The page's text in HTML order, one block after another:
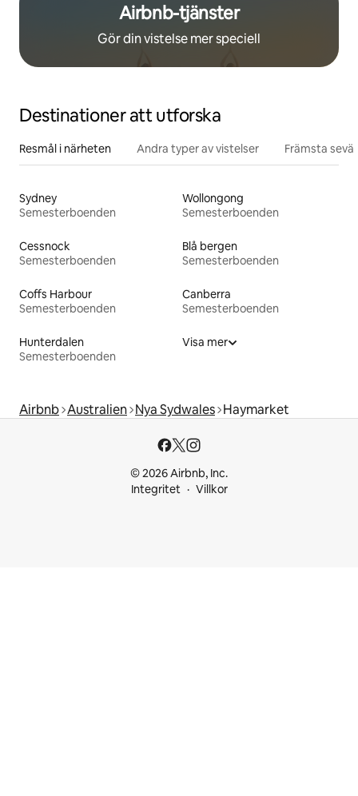
Airbnb-tjänster
Gör din vistelse mer speciell
Destinationer att utforska
Resmål i närheten Andra typer av vistelser Främsta
Sydney
Semesterboenden
Wollongong
Semesterboenden
Cessnock
Semesterboenden
Blå bergen
Semesterboenden
Coffs Harbour
Semesterboenden
Canberra
Semesterboenden
Hunterdalen
Semesterboenden
Visa mer
Airbnb Australien Nya Sydwales Haymarket
© 2026 Airbnb, Inc.
Integritet
Villkor